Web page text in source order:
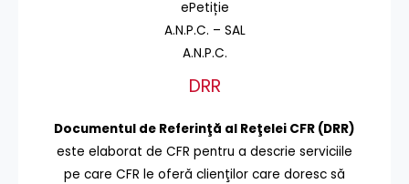
ePetiție
A.N.P.C. – SAL
A.N.P.C.
DRR
Documentul de Referinţă al Reţelei CFR (DRR)
este elaborat de CFR pentru a descrie serviciile
pe care CFR le oferă clienţilor care doresc să